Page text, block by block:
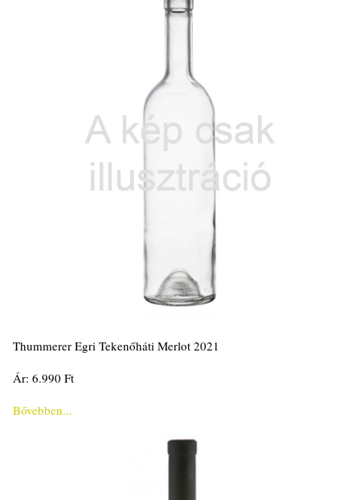
Thummerer Egri Tekenőháti Merlot 2021
Ár: 6.990 Ft
Bővebben...